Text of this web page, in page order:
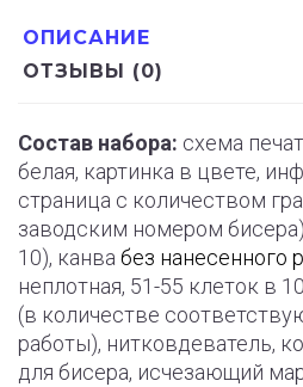
ОПИСАНИЕ
ОТЗЫВЫ (0)
Состав набора: схема
белая, картинка в цвете,
страница с количеством
заводским номером
10), канва без нанесенного
неплотная, 51-55 клеток в
(в количестве
работы), нитковдеватель,
для бисера, исчезающий